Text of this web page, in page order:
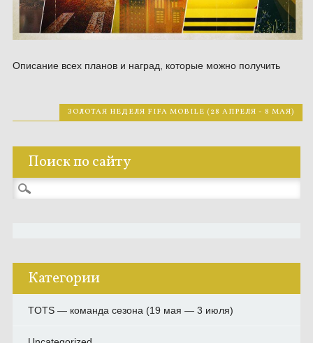
Описание всех планов и наград, которые можно получить
ЗОЛОТАЯ НЕДЕЛЯ FIFA MOBILE (28 АПРЕЛЯ - 8 МАЯ)
Поиск по сайту
Найти:
Категории
TOTS — команда сезона (19 мая — 3 июля)